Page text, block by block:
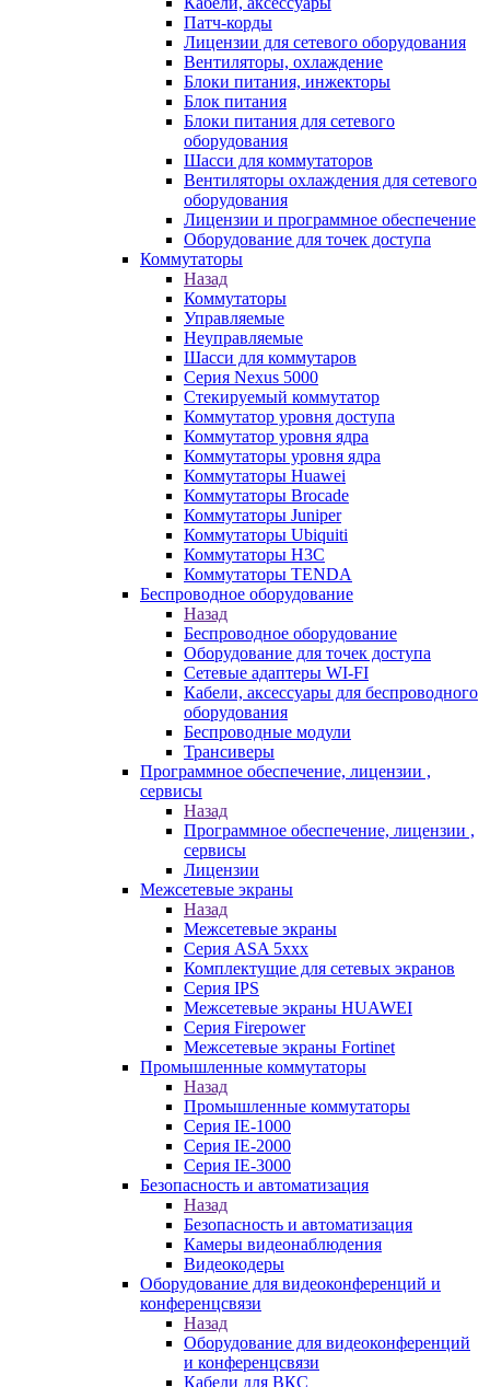
Патч-корды
Лицензии для сетевого оборудования
Вентиляторы, охлаждение
Блоки питания, инжекторы
Блок питания
Блоки питания для сетевого
оборудования
Шасси для коммутаторов
Вентиляторы охлаждения для сетевого
оборудования
Лицензии и программное обеспечение
Оборудование для точек доступа
Коммутаторы
Назад
Коммутаторы
Управляемые
Неуправляемые
Шасси для коммутаров
Серия Nexus 5000
Стекируемый коммутатор
Коммутатор уровня доступа
Коммутатор уровня ядра
Коммутаторы уровня ядра
Коммутаторы Huawei
Коммутаторы Brocade
Коммутаторы Juniper
Коммутаторы Ubiquiti
Коммутаторы H3C
Коммутаторы TENDA
Беспроводное оборудование
Назад
Беспроводное оборудование
Оборудование для точек доступа
Сетевые адаптеры WI-FI
Кабели, аксессуары для беспроводного
оборудования
Беспроводные модули
Трансиверы
Программное обеспечение, лицензии ,
сервисы
Назад
Программное обеспечение, лицензии ,
сервисы
Лицензии
Межсетевые экраны
Назад
Межсетевые экраны
Серия ASA 5xxx
Комплектущие для сетевых экранов
Серия IPS
Межсетевые экраны HUAWEI
Серия Firepower
Межсетевые экраны Fortinet
Промышленные коммутаторы
Назад
Промышленные коммутаторы
Серия IE-1000
Серия IE-2000
Серия IE-3000
Безопасность и автоматизация
Назад
Безопасность и автоматизация
Камеры видеонаблюдения
Видеокодеры
Оборудование для видеоконференций и
конференцсвязи
Назад
Оборудование для видеоконференций
и конференцсвязи
Кабели для ВКС